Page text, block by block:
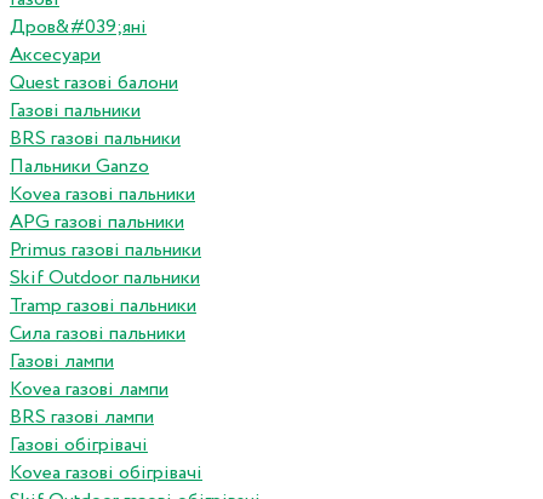
Дров&#039;яні
Аксесуари
Quest газові балони
Газові пальники
BRS газові пальники
Пальники Ganzo
Kovea газові пальники
APG газові пальники
Primus газові пальники
Skif Outdoor пальники
Tramp газові пальники
Сила газові пальники
Газові лампи
Kovea газові лампи
BRS газові лампи
Газові обігрівачі
Kovea газові обігрівачі